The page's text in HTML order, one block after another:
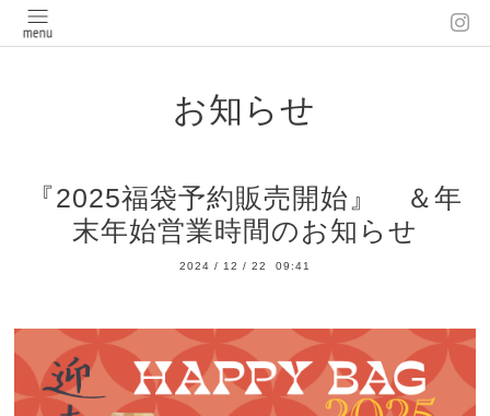
お知らせ
『2025福袋予約販売開始』 ＆年
末年始営業時間のお知らせ
2024 / 12 / 22 09:41